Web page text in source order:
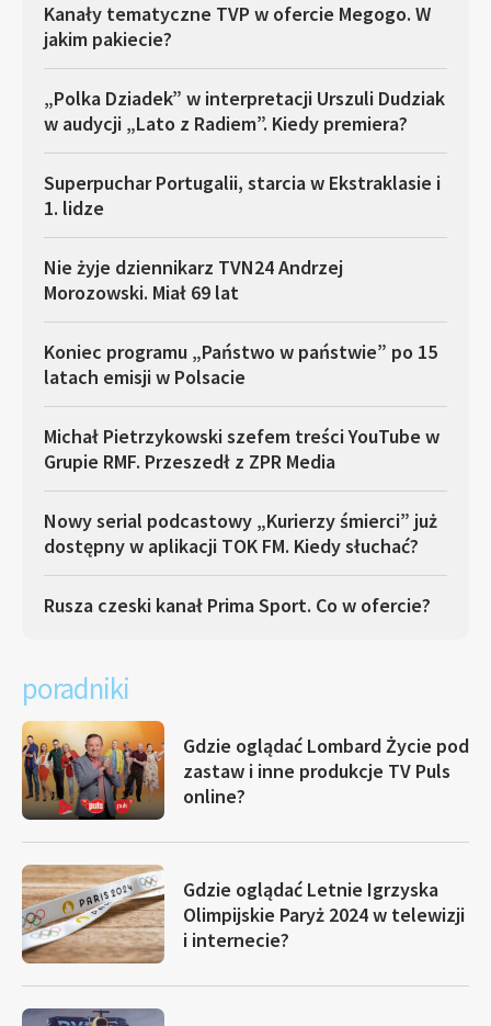
Kanały tematyczne TVP w ofercie Megogo. W
jakim pakiecie?
„Polka Dziadek” w interpretacji Urszuli Dudziak
w audycji „Lato z Radiem”. Kiedy premiera?
Superpuchar Portugalii, starcia w Ekstraklasie i
1. lidze
Nie żyje dziennikarz TVN24 Andrzej
Morozowski. Miał 69 lat
Koniec programu „Państwo w państwie” po 15
latach emisji w Polsacie
Michał Pietrzykowski szefem treści YouTube w
Grupie RMF. Przeszedł z ZPR Media
Nowy serial podcastowy „Kurierzy śmierci” już
dostępny w aplikacji TOK FM. Kiedy słuchać?
Rusza czeski kanał Prima Sport. Co w ofercie?
poradniki
Gdzie oglądać Lombard Życie pod
zastaw i inne produkcje TV Puls
online?
Gdzie oglądać Letnie Igrzyska
Olimpijskie Paryż 2024 w telewizji
i internecie?